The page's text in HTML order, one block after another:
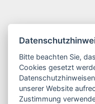
Bitte beachten Sie,
Cookies gesetzt
unserer Website
Zustimmung